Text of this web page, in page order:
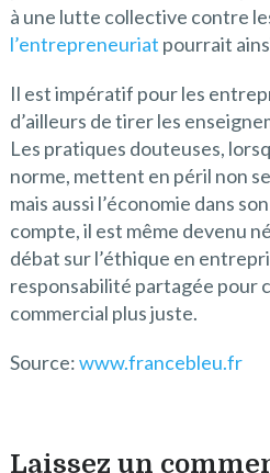
à une lutte collective contre
l’entrepreneuriat pourrait
Il est impératif pour les
d’ailleurs de tirer les
Les pratiques douteuses,
norme, mettent en péril non
mais aussi l’économie dans
compte, il est même devenu
débat sur l’éthique en
responsabilité partagée pour
commercial plus juste.
Source:www.francebleu.fr
Laissez un